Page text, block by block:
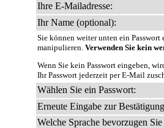
Ihre E-Mailadresse:
Ihr Name (optional):
Sie können weiter unten ein
manipulieren. Verwenden Sie kein
Wenn Sie kein Passwort eingeben,
Ihr Passwort jederzeit per E-Mail
Wählen Sie ein Passwort:
Erneute Eingabe zur
Welche Sprache bevorzugen